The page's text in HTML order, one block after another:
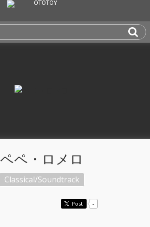
ペペ・ロメロ
Classical/Soundtrack
Post -